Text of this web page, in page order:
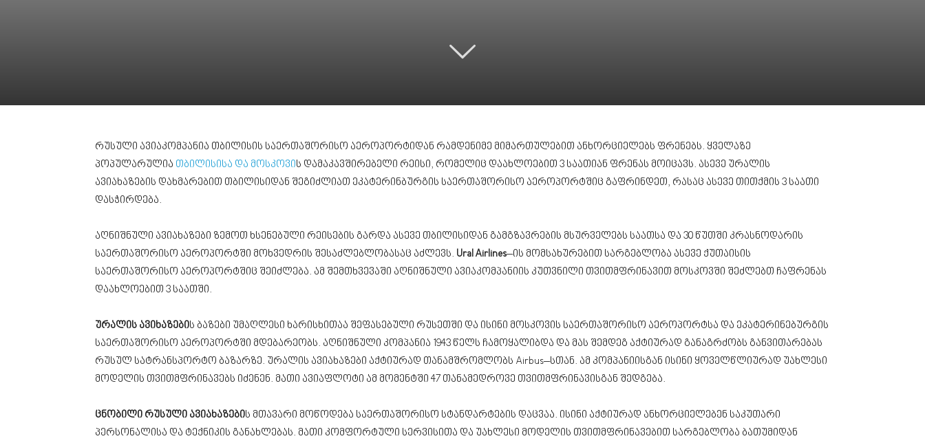
რუსული ავიაკომპანია თბილისის საერთაშორისო აეროპორტიდან რამდენიმე მიმართულებით ანხორციელებს ფრენებს. ყველაზე
პოპულარულია თბილისისა და მოსკოვის დამაკავშირებელი რეისი, რომელიც დაახლოებით 3 საათიან ფრენას მოიცავს. ასევე ურალის
ავიახაზების დახმარებით თბილისიდან შეგიძლიათ ეკატერინბურგის საერთაშორისო აეროპორტშიც გაფრინდეთ, რასაც ასევე თითქმის 3 საათი
დასჭირდება.
აღნიშნული ავიახაზები ზემოთ ხსენებული რეისების გარდა ასევე თბილისიდან გამგზავრების მსურველებს საათსა და 30 წუთში კრასნოდარის
საერთაშორისო აეროპორტში მოხვედრის შესაძლებლობასაც აძლევს. Ural Airlines–ის მომსახურებით სარგებლობა ასევე ქუთაისის
საერთაშორისო აეროპორტშიც შეიძლება. ამ შემთხვევაში აღნიშნული ავიაკომპანიის კუთვნილი თვითმფრინავით მოსკოვში შეძლებთ ჩაფრენას
დაახლოებით 3 საათში.
ურალის ავიხაზების ბაზები უმაღლესი ხარისხითაა შეფასებული რუსეთში და ისინი მოსკოვის საერთაშორისო აეროპორტსა და ეკატერინებურგის
საერთაშორისო აეროპორტში მდებარეობს. აღნიშნული კომპანია 1943 წელს ჩამოყალიბდა და მას შემდეგ აქტიურად განაგრძობს განვითარებას
რუსულ სატრანსპორტო ბაზარზე. ურალის ავიახაზები აქტიურად თანამშრომლობს Airbus–სთან. ამ კომპანიისგან ისინი ყოველწლიურად უახლესი
მოდელის თვითმფრინავებს იძენენ. მათი ავიაფლოტი ამ მომენტში 47 თანამედროვე თვითმფრინავისგან შედგება.
ცნობილი რუსული ავიახაზების მთავარი მოწოდება საერთაშორისო სტანდარტების დაცვაა. ისინი აქტიურად ანხორციელებენ საკუთარი
პერსონალისა და ტექნიკის განახლებას. მათი კომფორტული სერვისითა და უახლესი მოდელის თვითმფრინავებით სარგებლობა ბათუმიდან